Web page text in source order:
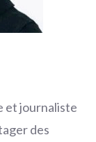
et journaliste
des